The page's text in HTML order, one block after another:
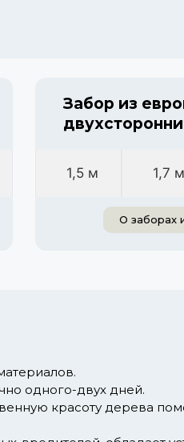
Забор из
1,5 м 1,7 м
О заборах
одного-двух дней.
красоту дерева